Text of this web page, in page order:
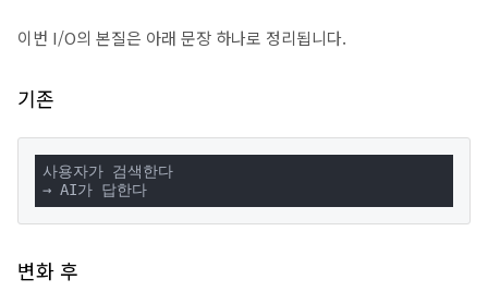
이번 I/O의 본질은 아래 문장 하나로 정리됩니다.
기존
사용자가 검색한다
→ AI가 답한다
변화 후